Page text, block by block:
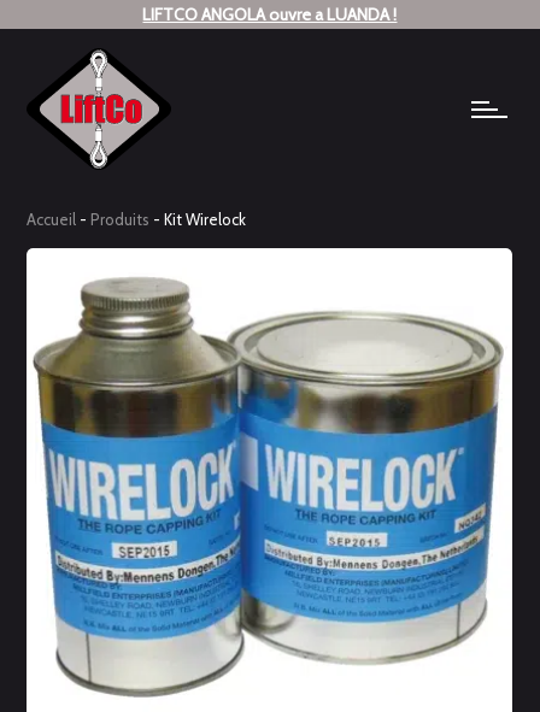
LIFTCO ANGOLA ouvre a LUANDA !
Accueil - Produits -Kit Wirelock
Kit Wirelock
Levage Wirelock
Résine (2 composants) pour le culottage de douilles
coniques à tous les types de câble. Les douilles peuvent
être coulées sur site.
Disponible en kits de :
250 CC: